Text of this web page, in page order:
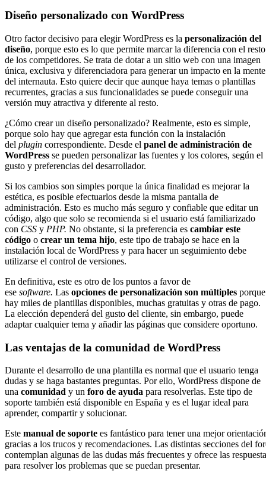
Diseño personalizado con WordPress
Otro factor decisivo para elegir WordPress es la personalización del
diseño, porque esto es lo que permite marcar la diferencia con el resto
de los competidores. Se trata de dotar a un sitio web con una imagen
única, exclusiva y diferenciadora para generar un impacto en la mente
del internauta. Esto quiere decir que aunque haya temas o plantillas
recurrentes, gracias a sus funcionalidades se puede conseguir una
versión muy atractiva y diferente al resto.
¿Cómo crear un diseño personalizado? Realmente, esto es simple,
porque solo hay que agregar esta función con la instalación
del plugin correspondiente. Desde el panel de administración de
WordPress se pueden personalizar las fuentes y los colores, según el
gusto y preferencias del desarrollador.
Si los cambios son simples porque la única finalidad es mejorar la
estética, es posible efectuarlos desde la misma pantalla de
administración. Esto es mucho más seguro y confiable que editar un
código, algo que solo se recomienda si el usuario está familiarizado
con CSS y PHP. No obstante, si la preferencia es cambiar este
código o crear un tema hijo, este tipo de trabajo se hace en la
instalación local de WordPress y para hacer un seguimiento debe
utilizarse el control de versiones.
En definitiva, este es otro de los puntos a favor de
ese software. Las opciones de personalización son múltiples porque
hay miles de plantillas disponibles, muchas gratuitas y otras de pago.
La elección dependerá del gusto del cliente, sin embargo, puede
adaptar cualquier tema y añadir las páginas que considere oportuno.
Las ventajas de la comunidad de WordPress
Durante el desarrollo de una plantilla es normal que el usuario tenga
dudas y se haga bastantes preguntas. Por ello, WordPress dispone de
una comunidad y un foro de ayuda para resolverlas. Este tipo de
soporte también está disponible en España y es el lugar ideal para
aprender, compartir y solucionar.
Este manual de soporte es fantástico para tener una mejor
gracias a los trucos y recomendaciones. Las distintas secciones del
contemplan algunas de las dudas más frecuentes y ofrece las
para resolver los problemas que se puedan presentar.